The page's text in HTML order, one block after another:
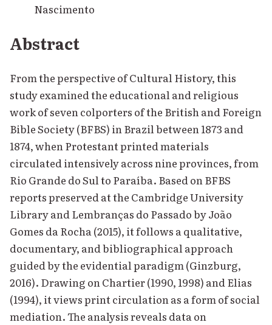
Nascimento
Abstract
From the perspective of Cultural History, this
study examined the educational and religious
work of seven colporters of the British and Foreign
Bible Society (BFBS) in Brazil between 1873 and
1874, when Protestant printed materials
circulated intensively across nine provinces, from
Rio Grande do Sul to Paraíba. Based on BFBS
reports preserved at the Cambridge University
Library and Lembranças do Passado by João
Gomes da Rocha (2015), it follows a qualitative,
documentary, and bibliographical approach
guided by the evidential paradigm (Ginzburg,
2016). Drawing on Chartier (1990, 1998) and Elias
(1994), it views print circulation as a form of social
mediation. The analysis reveals data on